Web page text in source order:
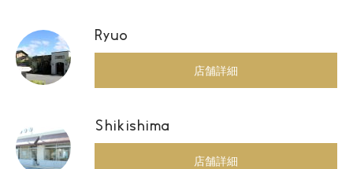
Ryuo
店舗詳細
Shikishima
店舗詳細